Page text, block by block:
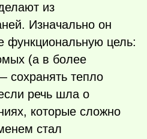
из
Изначально он
функциональную цель:
(а в более
сохранять тепло
речь шла о
которые сложно
стал